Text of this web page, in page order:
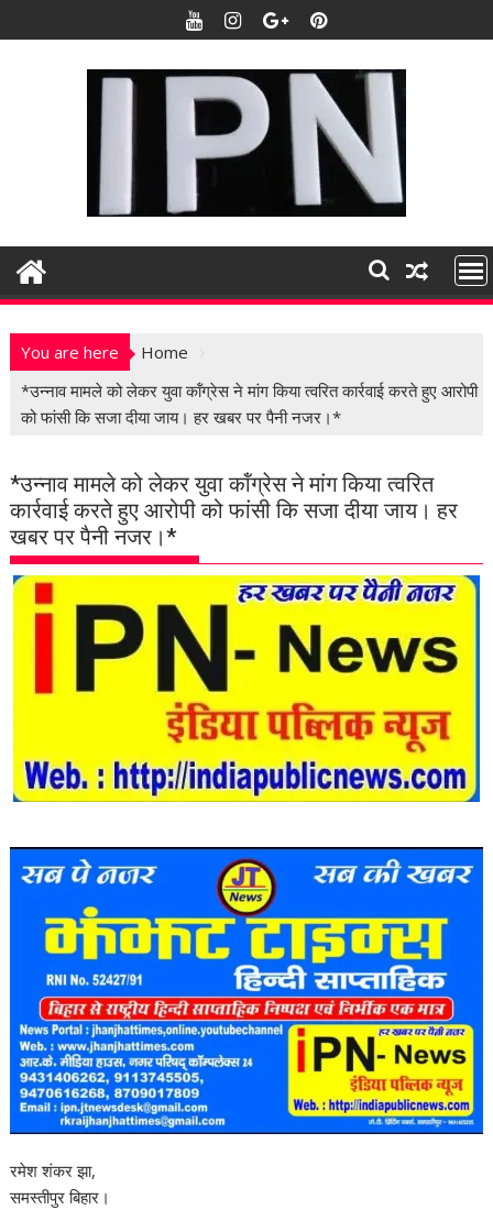
k
t
n
You are here
Home
*उन्नाव मामले को लेकर युवा कॉंग्रेस ने मांग किया त्वरित कार्रवाई करते हुए आरोपी
को फांसी कि सजा दीया जाय। हर खबर पर पैनी नजर।*
*उन्नाव मामले को लेकर युवा कॉंग्रेस ने मांग किया त्वरित
कार्रवाई करते हुए आरोपी को फांसी कि सजा दीया जाय। हर
खबर पर पैनी नजर।*
रमेश शंकर झा,
समस्तीपुर बिहार।